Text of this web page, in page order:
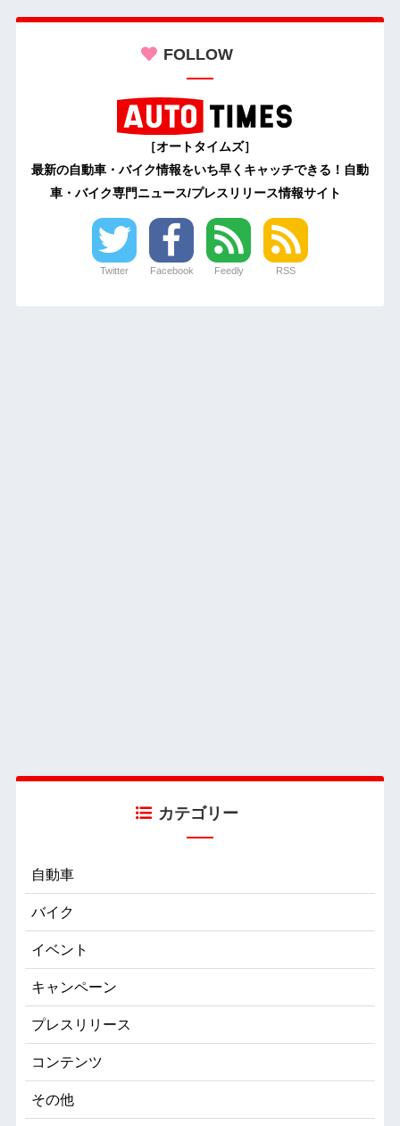
FOLLOW
［オートタイムズ］
最新の自動車・バイク情報をいち早くキャッチできる！自動
車・バイク専門ニュース/プレスリリース情報サイト
Twitter Facebook Feedly RSS
カテゴリー
自動車
バイク
イベント
キャンペーン
プレスリリース
コンテンツ
その他